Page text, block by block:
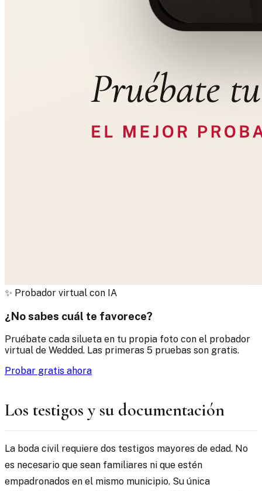
✨ Probador virtual con IA
¿No sabes cuál te favorece?
Pruébate cada silueta en tu propia foto con el probador
virtual de Wedded. Las primeras 5 pruebas son gratis.
Probar gratis ahora
Los testigos y su documentación
La boda civil requiere dos testigos mayores de edad. No
es necesario que sean familiares ni que estén
empadronados en el mismo municipio. Su única